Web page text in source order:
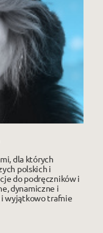
dla których
polskich i
do podręczników i
dynamiczne i
i wyjątkowo trafnie